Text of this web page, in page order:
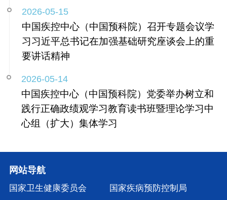
2026-05-15
中国疾控中心（中国预科院）召开专题会议学
习习近平总书记在加强基础研究座谈会上的重
要讲话精神
2026-05-14
中国疾控中心（中国预科院）党委举办树立和
践行正确政绩观学习教育读书班暨理论学习中
心组（扩大）集体学习
网站导航
国家卫生健康委员会 国家疾病预防控制局